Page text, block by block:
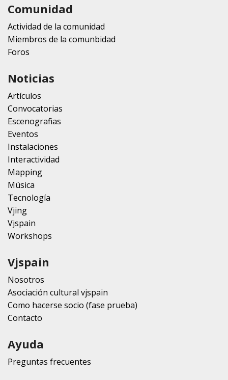
Comunidad
Actividad de la comunidad
Miembros de la comunbidad
Foros
Noticias
Artículos
Convocatorias
Escenografias
Eventos
Instalaciones
Interactividad
Mapping
Música
Tecnología
Vjing
Vjspain
Workshops
Vjspain
Nosotros
Asociación cultural vjspain
Como hacerse socio (fase prueba)
Contacto
Ayuda
Preguntas frecuentes